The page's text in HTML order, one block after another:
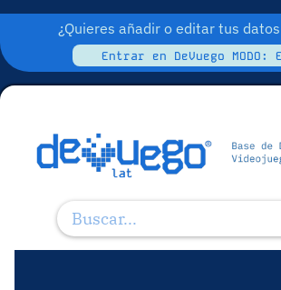
¿Quieres añadir o editar tus
Entrar en DeVuego MODO: